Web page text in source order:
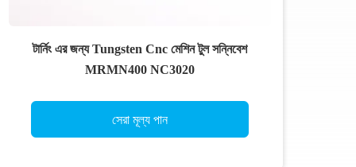
টার্নিং এর জন্য Tungsten Cnc মেশিন টুল সন্নিবেশ
MRMN400 NC3020
সেরা মূল্য পান